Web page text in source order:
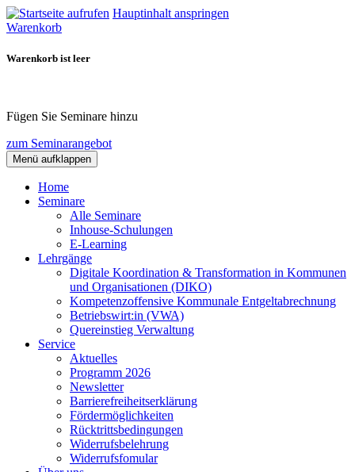
Hauptinhalt anspringen
Warenkorb
Warenkorb ist leer
Fügen Sie Seminare hinzu
zum Seminarangebot
Menü aufklappen
Home
Seminare
Alle Seminare
Inhouse-Schulungen
E-Learning
Lehrgänge
Digitale Koordination & Transformation in Kommunen
und Organisationen (DIKO)
Kompetenzoffensive Kommunale Entgeltabrechnung
Betriebswirt:in (VWA)
Quereinstieg Verwaltung
Service
Aktuelles
Programm 2026
Newsletter
Barrierefreiheitserklärung
Fördermöglichkeiten
Rücktrittsbedingungen
Widerrufsbelehrung
Widerrufsfomular